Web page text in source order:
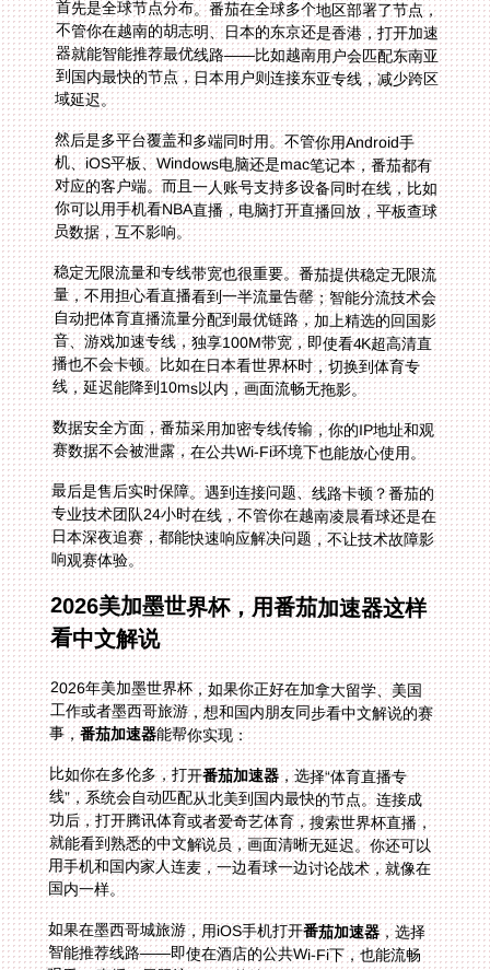
首先是全球节点分布。番茄在全球多个地区部署了节点，
不管你在越南的胡志明、日本的东京还是香港，打开加速
器就能智能推荐最优线路——比如越南用户会匹配东南亚
到国内最快的节点，日本用户则连接东亚专线，减少跨区
域延迟。
然后是多平台覆盖和多端同时用。不管你用Android手
机、iOS平板、Windows电脑还是mac笔记本，番茄都有
对应的客户端。而且一人账号支持多设备同时在线，比如
你可以用手机看NBA直播，电脑打开直播回放，平板查球
员数据，互不影响。
稳定无限流量和专线带宽也很重要。番茄提供稳定无限流
量，不用担心看直播看到一半流量告罄；智能分流技术会
自动把体育直播流量分配到最优链路，加上精选的回国影
音、游戏加速专线，独享100M带宽，即使看4K超高清直
播也不会卡顿。比如在日本看世界杯时，切换到体育专
线，延迟能降到10ms以内，画面流畅无拖影。
数据安全方面，番茄采用加密专线传输，你的IP地址和观
赛数据不会被泄露，在公共Wi-Fi环境下也能放心使用。
最后是售后实时保障。遇到连接问题、线路卡顿？番茄的
专业技术团队24小时在线，不管你在越南凌晨看球还是在
日本深夜追赛，都能快速响应解决问题，不让技术故障影
响观赛体验。
2026美加墨世界杯，用番茄加速器这样
看中文解说
2026年美加墨世界杯，如果你正好在加拿大留学、美国
工作或者墨西哥旅游，想和国内朋友同步看中文解说的赛
事，番茄加速器能帮你实现：
比如你在多伦多，打开番茄加速器，选择“体育直播专
线”，系统会自动匹配从北美到国内最快的节点。连接成
功后，打开腾讯体育或者爱奇艺体育，搜索世界杯直播，
就能看到熟悉的中文解说员，画面清晰无延迟。你还可以
用手机和国内家人连麦，一边看球一边讨论战术，就像在
国内一样。
如果在墨西哥城旅游，用iOS手机打开番茄加速器，选择
智能推荐线路——即使在酒店的公共Wi-Fi下，也能流畅
观看4K直播。无限流量的优势让你不用担心看完整场比
赛会超流量，独享带宽保证画面不卡顿，不错过任何一个